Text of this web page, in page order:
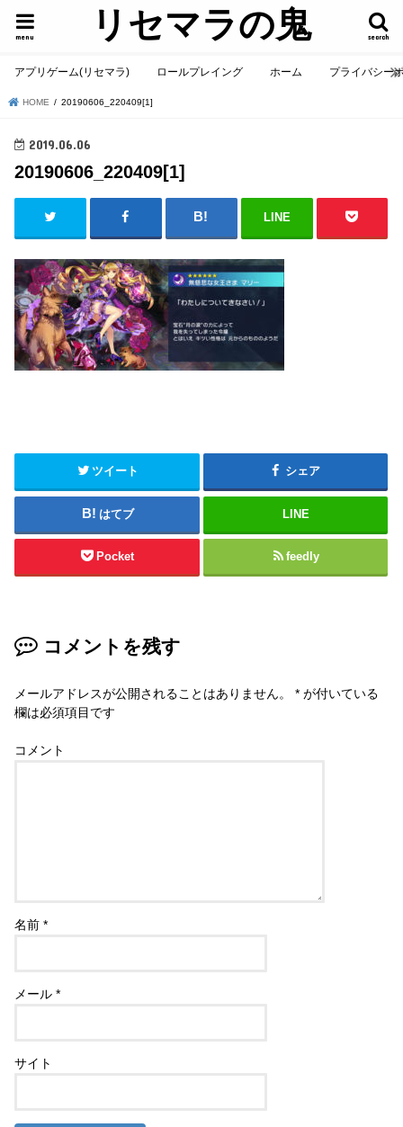
リセマラの鬼 search
menu
アプリゲーム(リセマラ) ロールプレイング ホーム プライバシー
HOME 20190606_220409[1]
2019.06.06
20190606_220409[1]
LINE
ツイート シェア
はてブ LINE
Pocket feedly
コメントを残す
メールアドレスが公開されることはありません。 * が付いている
欄は必須項目です
コメント
名前*
メール*
サイト